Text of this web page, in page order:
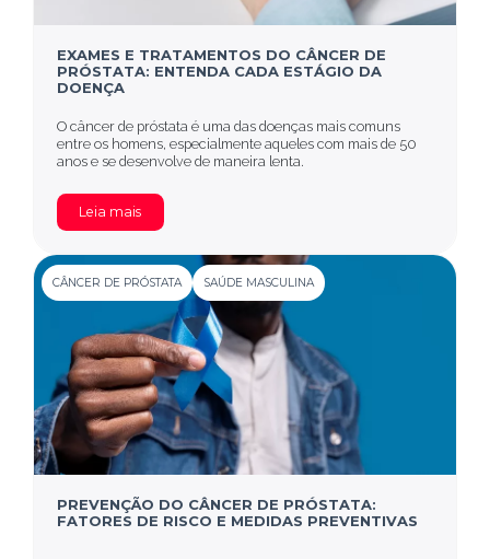
EXAMES E TRATAMENTOS DO CÂNCER DE
PRÓSTATA: ENTENDA CADA ESTÁGIO DA
DOENÇA
O câncer de próstata é uma das doenças mais comuns
entre os homens, especialmente aqueles com mais de 50
anos e se desenvolve de maneira lenta.
Leia mais
CÂNCER DE PRÓSTATA SAÚDE MASCULINA
PREVENÇÃO DO CÂNCER DE PRÓSTATA:
FATORES DE RISCO E MEDIDAS PREVENTIVAS